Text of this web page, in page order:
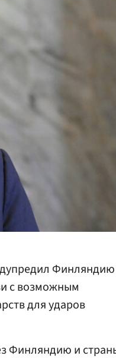
с возможным
для ударов
Финляндию и